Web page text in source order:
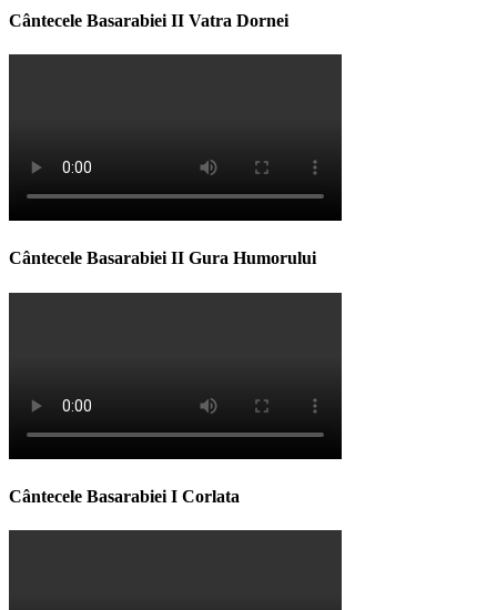
Cântecele Basarabiei II Vatra Dornei
Cântecele Basarabiei II Gura Humorului
Cântecele Basarabiei I Corlata